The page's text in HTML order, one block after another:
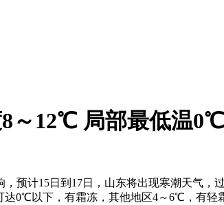
～12℃ 局部最低温
预计15日到17日，山东将出现寒潮天气
0℃以下，有霜冻，其他地区4～6℃，有轻